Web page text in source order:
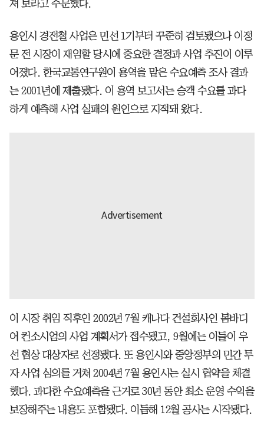
져 보라고 주문했다.
용인시 경전철 사업은 민선 1기부터 꾸준히 검토됐으나 이정
문 전 시장이 재임할 당시에 중요한 결정과 사업 추진이 이루
어졌다. 한국교통연구원이 용역을 맡은 수요예측 조사 결과
는 2001년에 제출됐다. 이 용역 보고서는 승객 수요를 과다
하게 예측해 사업 실패의 원인으로 지적돼 왔다.
이 시장 취임 직후인 2002년 7월 캐나다 건설회사인 봄바디
어 컨소시엄의 사업 계획서가 접수됐고, 9월에는 이들이 우
선 협상 대상자로 선정됐다. 또 용인시와 중앙정부의 민간 투
자 사업 심의를 거쳐 2004년 7월 용인시는 실시 협약을 체결
했다. 과다한 수요예측을 근거로 30년 동안 최소 운영 수익을
보장해주는 내용도 포함됐다. 이듬해 12월 공사는 시작됐다.